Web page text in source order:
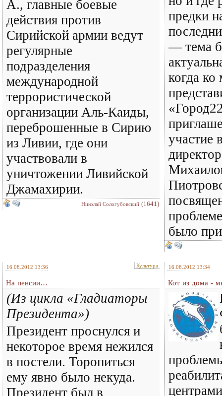
А., главные боевые
действия против
Сирийской армии ведут
регулярные
подразделения
международной
террористической
организации Аль-Каиды,
переброшенные в Сирию
из Ливии, где они
участвовали в
уничтожении Ливийской
Джамахирии.
Николай Сологубовский (1641)
предки
— тема
когда ко
участие
было
16.08.2012 13:36 Культура
На пенсии…
(Из цикла «Гладиаторы
Президента»)
Президент проснулся и
некоторое время нежился
в постели. Торопиться
ему явно было некуда.
Президент был в
16.08.2012 13:34
Кот из дома -